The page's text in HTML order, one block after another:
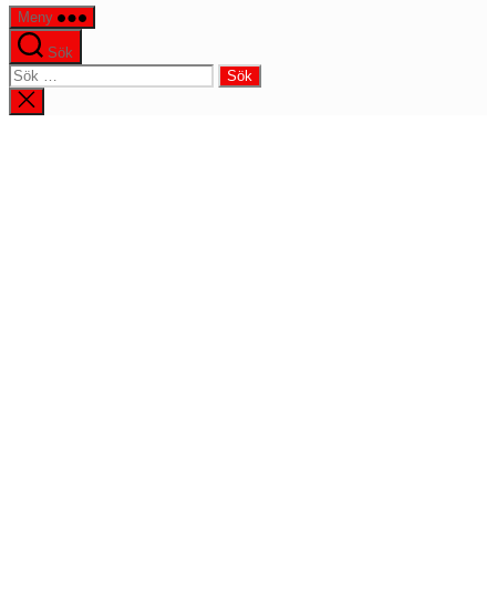
Meny
Sök
Sök
efter:
Stäng
sökningen